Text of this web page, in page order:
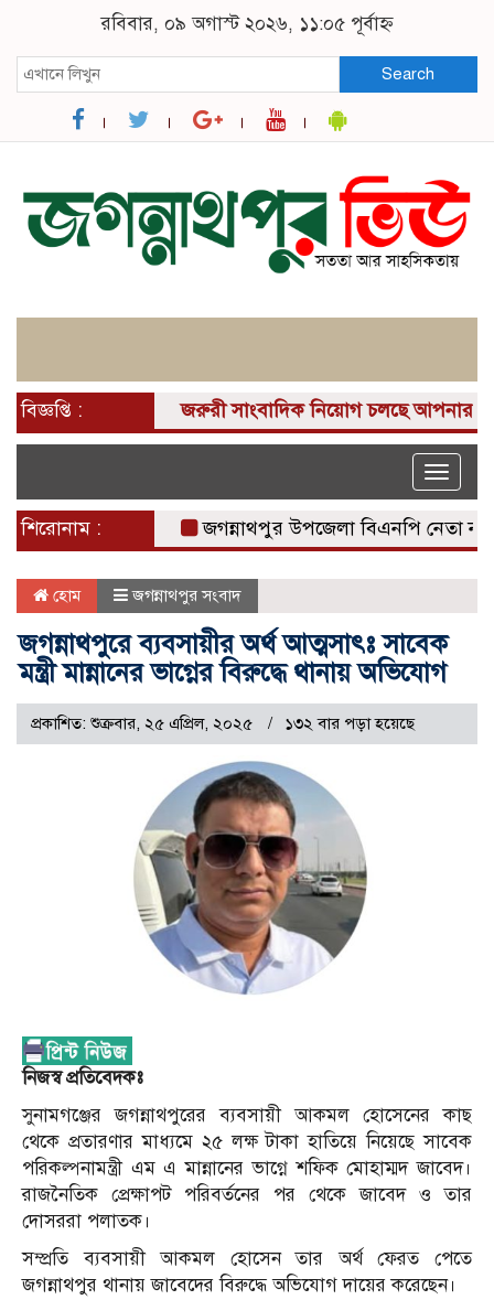
রবিবার, ০৯ অগাস্ট ২০২৬, ১১:০৫ পূর্বাহ্ন
Search
বিজ্ঞপ্তি : জরুরী সাংবাদিক নিয়োগ চলছে আপনার কাছে
Toggle
শিরোনাম : জগন্নাথপুর উপজেলা বিএনপি নেতা নান্নুর
হোম জগন্নাথপুর সংবাদ
জগন্নাথপুরে ব্যবসায়ীর অর্থ আত্মসাৎঃ সাবেক
মন্ত্রী মান্নানের ভাগ্নের বিরুদ্ধে থানায় অভিযোগ
প্রকাশিত: শুক্রবার, ২৫ এপ্রিল, ২০২৫ ১৩২ বার পড়া হয়েছে
নিজস্ব প্রতিবেদকঃ
সুনামগঞ্জের জগন্নাথপুরের ব্যবসায়ী আকমল হোসেনের কাছ
থেকে প্রতারণার মাধ্যমে ২৫ লক্ষ টাকা হাতিয়ে নিয়েছে সাবেক
পরিকল্পনামন্ত্রী এম এ মান্নানের ভাগ্নে শফিক মোহাম্মদ জাবেদ।
রাজনৈতিক প্রেক্ষাপট পরিবর্তনের পর থেকে জাবেদ ও তার
দোসররা পলাতক।
সম্প্রতি ব্যবসায়ী আকমল হোসেন তার অর্থ ফেরত পেতে
জগন্নাথপুর থানায় জাবেদের বিরুদ্ধে অভিযোগ দায়ের করেছেন।